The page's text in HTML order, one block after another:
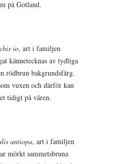
på Gotland.
io, art i familjen
kännetecknas av tydliga
rödbrun bakgrundsfärg.
vuxen och därför kan
tidigt på våren.
antiopa, art i familjen
mörkt sammetsbruna